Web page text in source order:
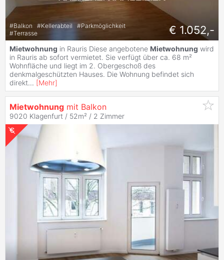
#Balkon #Kellerabteil #Parkmöglichkeit
#Terrasse € 1.052,-
Mietwohnung in Rauris Diese angebotene Mietwohnung wird
in Rauris ab sofort vermietet. Sie verfügt über ca. 68 m²
Wohnfläche und liegt im 2. Obergeschoß des
denkmalgeschützten Hauses. Die Wohnung befindet sich
direkt... [Mehr]
Mietwohnung mit Balkon
9020 Klagenfurt / 52m² / 2 Zimmer